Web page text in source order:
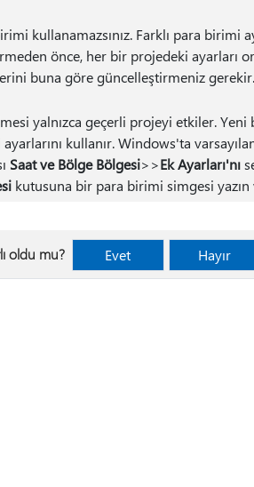
kullanamazsınız. Farklı para birimi
önce, her bir projedeki ayarları
buna göre güncelleştirmeniz gerekir.
yalnızca geçerli projeyi etkiler.
kullanır. Windows'ta
Saat ve Bölge Bölgesi>>Ek Ayarları'nı
kutusuna bir para birimi simgesi yazın
oldu mu? Evet Hayır